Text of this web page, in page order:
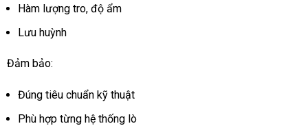
Hàm lượng tro, độ ẩm
Lưu huỳnh
Đảm bảo:
Đúng tiêu chuẩn kỹ thuật
Phù hợp từng hệ thống lò